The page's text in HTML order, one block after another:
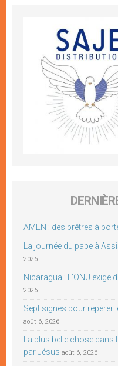
AMEN : des prêtres à
La journée du pape à
2026
Nicaragua : L’ONU exige
2026
Sept signes pour repérer
août 6, 2026
La plus belle chose dans
par Jésus août 6, 2026